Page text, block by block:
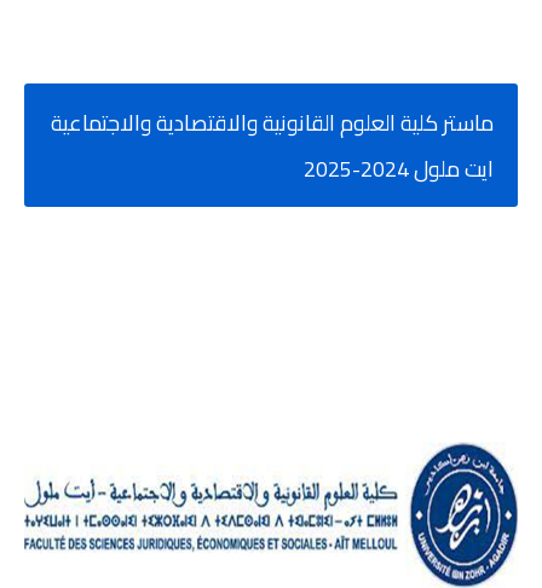
ماستر كلية العلوم القانونية والاقتصادية والاجتماعية
ايت ملول 2024-2025